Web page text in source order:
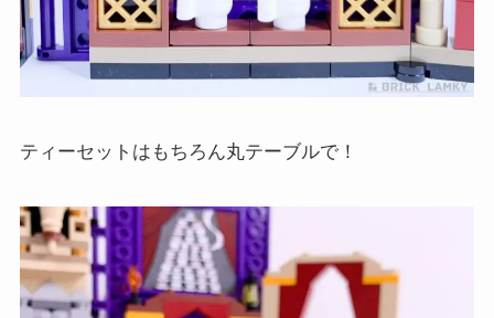
ティーセットはもちろん丸テーブルで！